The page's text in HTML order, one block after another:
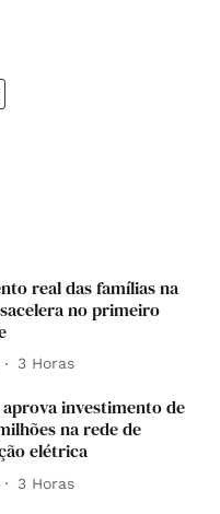
real das famílias na
no primeiro
3 Horas
investimento de
na rede de
elétrica
3 Horas